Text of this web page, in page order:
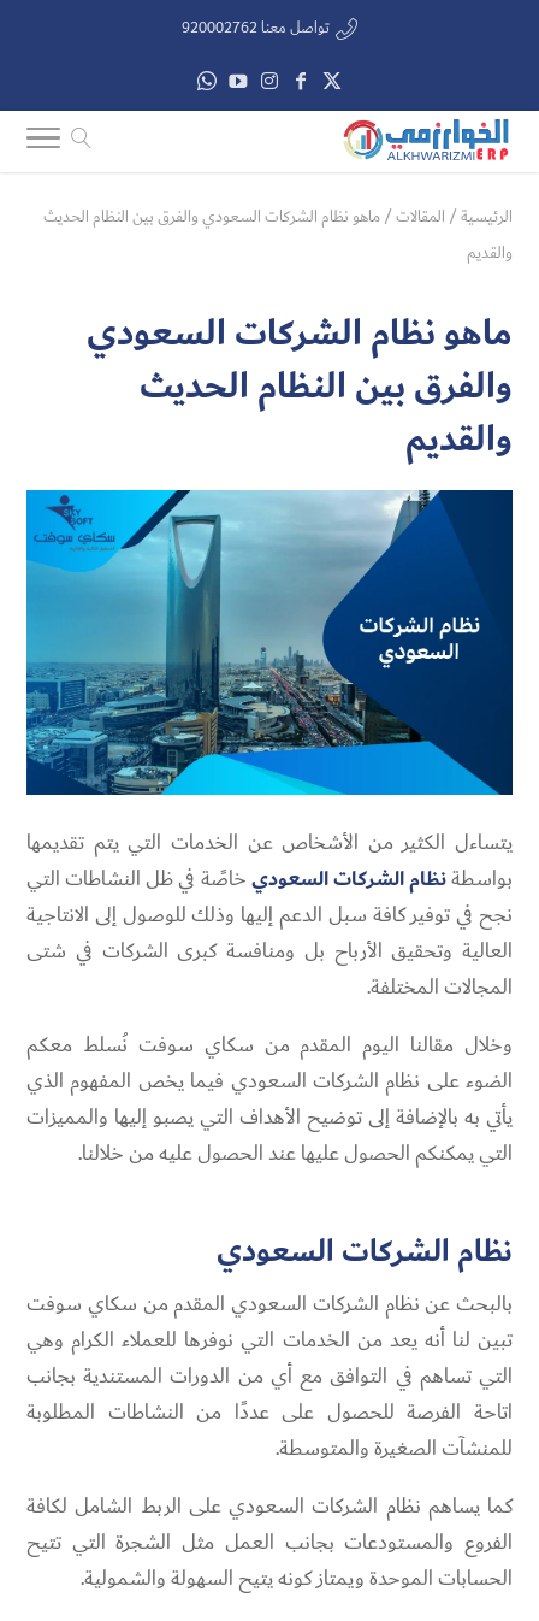
تواصل معنا 920002762
الرئيسية/ المقالات/ماهو نظام الشركات السعودي والفرق بين النظام الحديث
والقديم
ماهو نظام الشركات السعودي
والفرق بين النظام الحديث
والقديم
يتساءل الكثير من الأشخاص عن الخدمات التي يتم تقديمها
بواسطةنظام الشركات السعوديخاصًة في ظل النشاطات التي
نجح في توفير كافة سبل الدعم إليها وذلك للوصول إلى الانتاجية
العالية وتحقيق الأرباح بل ومنافسة كبرى الشركات في شتى
المجالات المختلفة.
وخلال مقالنا اليوم المقدم من سكاي سوفت نُسلط معكم
الضوء على نظام الشركات السعودي فيما يخص المفهوم الذي
يأتي به بالإضافة إلى توضيح الأهداف التي يصبو إليها والمميزات
التي يمكنكم الحصول عليها عند الحصول عليه من خلالنا.
نظام الشركات السعودي
بالبحث عن نظام الشركات السعودي المقدم من سكاي سوفت
تبين لنا أنه يعد من الخدمات التي نوفرها للعملاء الكرام وهي
التي تساهم في التوافق مع أي من الدورات المستندية بجانب
اتاحة الفرصة للحصول على عددًا من النشاطات المطلوبة
للمنشآت الصغيرة والمتوسطة.
كما يساهم نظام الشركات السعودي على الربط الشامل لكافة
الفروع والمستودعات بجانب العمل مثل الشجرة التي تتيح
الحسابات الموحدة ويمتاز كونه يتيح السهولة والشمولية.